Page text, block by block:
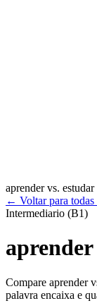
aprender vs. estudar
← Voltar para todas
Intermediario (B1)
Compare aprender
palavra encaixa e